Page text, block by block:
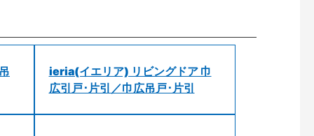
ieria(イエリア) リビングドア 巾
広引戸･片引／巾広吊戸･片引